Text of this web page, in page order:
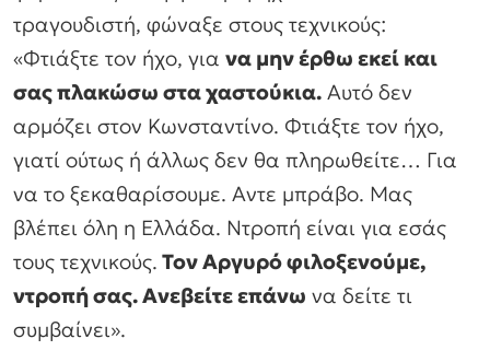
τραγουδιστή, φώναξε στους τεχνικούς:
«Φτιάξτε τον ήχο, για να μην έρθω εκεί και
σας πλακώσω στα χαστούκια. Αυτό δεν
αρμόζει στον Κωνσταντίνο. Φτιάξτε τον ήχο,
γιατί ούτως ή άλλως δεν θα πληρωθείτε… Για
να το ξεκαθαρίσουμε. Αντε μπράβο. Μας
βλέπει όλη η Ελλάδα. Ντροπή είναι για εσάς
τους τεχνικούς. Τον Αργυρό φιλοξενούμε,
ντροπή σας. Ανεβείτε επάνω να δείτε τι
συμβαίνει».